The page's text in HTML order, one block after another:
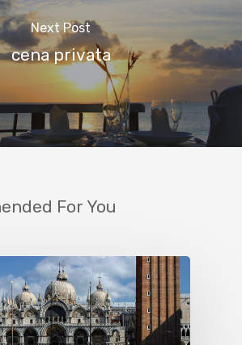
Next Post
cena privata
For You